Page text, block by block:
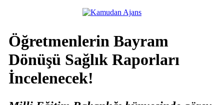
Öğretmenlerin Bayram
Dönüşü Sağlık Raporları
İncelenecek!